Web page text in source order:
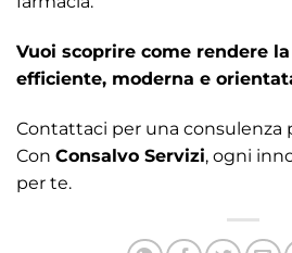
Vuoi scoprire come rendere
efficiente, moderna e
Contattaci per una consulenza
Con Consalvo Servizi, ogni
per te.